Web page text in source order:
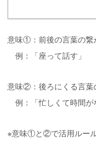
意味①： 前後の言葉の
例：「座って話す」
意味②：後ろにくる言葉
例：「忙しくて時間が
※意味①と②で活用ルール